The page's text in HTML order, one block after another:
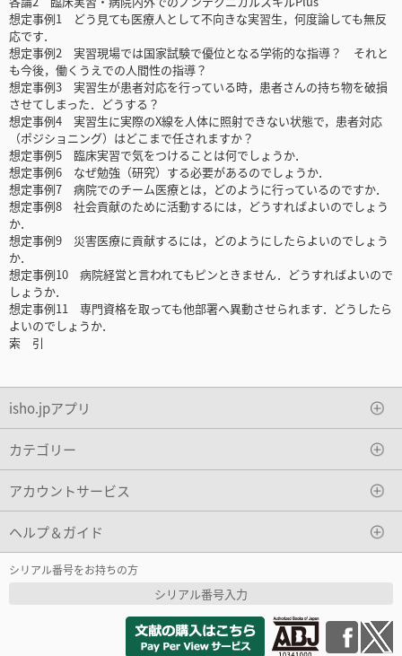
想定事例1 どう見ても医療人として不向きな実習生，何度論しても無反
応です．
想定事例2 実習現場では国家試験で優位となる学術的な指導？ それと
も今後，働くうえでの人間性の指導？
想定事例3 実習生が患者対応を行っている時，患者さんの持ち物を破損
させてしまった．どうする？
想定事例4 実習生に実際のX線を人体に照射できない状態で，患者対応
（ポジショニング）はどこまで任されますか？
想定事例5 臨床実習で気をつけることは何でしょうか．
想定事例6 なぜ勉強（研究）する必要があるのでしょうか．
想定事例7 病院でのチーム医療とは，どのように行っているのですか．
想定事例8 社会貢献のために活動するには，どうすればよいのでしょう
か．
想定事例9 災害医療に貢献するには，どのようにしたらよいのでしょう
か．
想定事例10 病院経営と言われてもピンときません．どうすればよいので
しょうか．
想定事例11 専門資格を取っても他部署へ異動させられます．どうしたら
よいのでしょうか．
索 引
isho.jpアプリ
カテゴリー
アカウントサービス
ヘルプ＆ガイド
シリアル番号をお持ちの方
シリアル番号入力